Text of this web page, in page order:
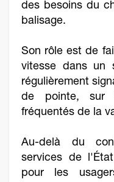
des besoins du
balisage.
Son rôle est de
vitesse dans un
régulièrement
de pointe, sur
fréquentés de la
Au-delà du
services de
pour les